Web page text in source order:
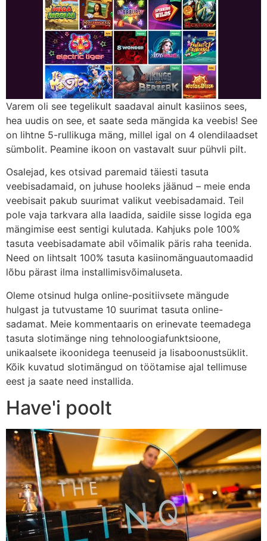
Varem oli see tegelikult saadaval ainult kasiinos sees,
hea uudis on see, et saate seda mängida ka veebis! See
on lihtne 5-rullikuga mäng, millel igal on 4 olendilaadset
sümbolit. Peamine ikoon on vastavalt suur pühvli pilt.
Osalejad, kes otsivad paremaid täiesti tasuta
veebisadamaid, on juhuse hooleks jäänud – meie enda
veebisait pakub suurimat valikut veebisadamaid. Teil
pole vaja tarkvara alla laadida, saidile sisse logida ega
mängimise eest sentigi kulutada. Kahjuks pole 100%
tasuta veebisadamate abil võimalik päris raha teenida.
Need on lihtsalt 100% tasuta kasiinomänguautomaadid
lõbu pärast ilma installimisvõimaluseta.
Oleme otsinud hulga online-positiivsete mängude
hulgast ja tutvustame 10 suurimat tasuta online-
sadamat. Meie kommentaaris on erinevate teemadega
tasuta slotimänge ning tehnoloogiafunktsioone,
unikaalsete ikoonidega teenuseid ja lisaboonustsüklit.
Kõik kuvatud slotimängud on töötamise ajal tellimuse
eest ja saate need installida.
Have'i poolt